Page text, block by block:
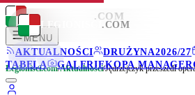
LEGIONISCI .COM
MENU
AKTUALNOŚCI
DRUŻYNA2026/27
TABELA
GALERIEKOPA MANAGER
LEGIONISCI .COM
Legionisci.com/Aktualności/Jędrzejczyk przeszedł